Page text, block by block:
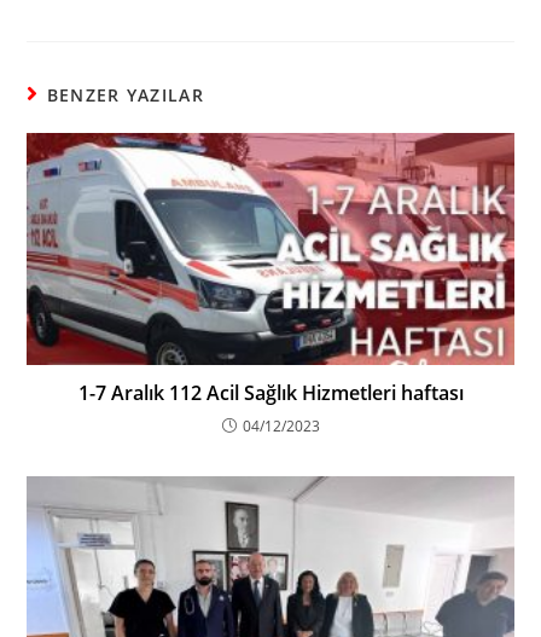
BENZER YAZILAR
1-7 Aralık 112 Acil Sağlık Hizmetleri haftası
04/12/2023